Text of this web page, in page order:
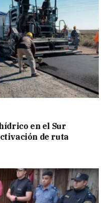
en el Sur
de ruta